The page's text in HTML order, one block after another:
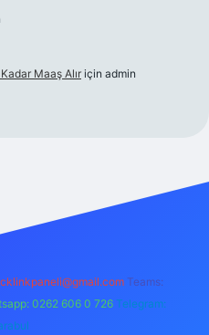
Maaş Alır için admin
Teams:
0262 606 0 726 Telegram: